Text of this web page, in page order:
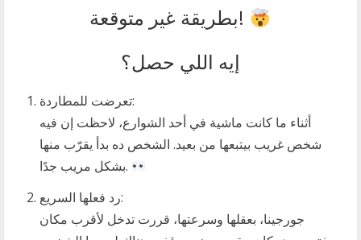
بطريقة غير متوقعة!
إيه اللي حصل؟
تعرضت للمطاردة:
أثناء ما كانت ماشية في أحد الشوارع، لاحظت إن فيه
شخص غريب بيتبعها من بعيد. الشخص ده بدأ يقرّب منها
بشكل مريب جدًا.
رد فعلها السريع:
جورجينا، بعقلها وسرعتها، قررت تدخل لأقرب مكان